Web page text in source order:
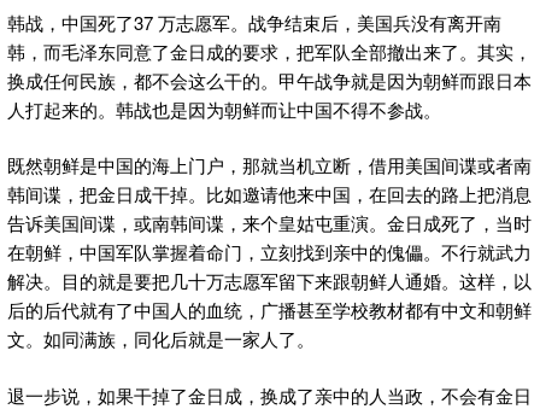
韩战，中国死了37 万志愿军。战争结束后，美国兵没有离开南
韩，而毛泽东同意了金日成的要求，把军队全部撤出来了。其实，
换成任何民族，都不会这么干的。甲午战争就是因为朝鲜而跟日本
人打起来的。韩战也是因为朝鲜而让中国不得不参战。
既然朝鲜是中国的海上门户，那就当机立断，借用美国间谍或者南
韩间谍，把金日成干掉。比如邀请他来中国，在回去的路上把消息
告诉美国间谍，或南韩间谍，来个皇姑屯重演。金日成死了，当时
在朝鲜，中国军队掌握着命门，立刻找到亲中的傀儡。不行就武力
解决。目的就是要把几十万志愿军留下来跟朝鲜人通婚。这样，以
后的后代就有了中国人的血统，广播甚至学校教材都有中文和朝鲜
文。如同满族，同化后就是一家人了。
退一步说，如果干掉了金日成，换成了亲中的人当政，不会有金日